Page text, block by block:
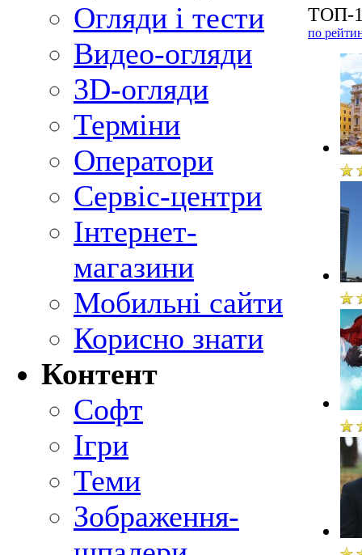
Огляди і тести
Видео-огляди
3D-огляди
Терміни
Оператори
Сервіс-центри
Інтернет-
магазини
Мобильні сайти
Корисно знати
Контент
Софт
Ігри
Теми
Зображення-
ТОП-
по